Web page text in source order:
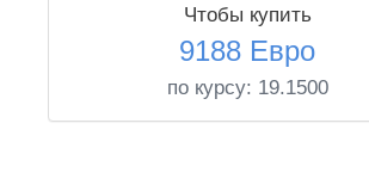
Чтобы купить
9188 Евро
по курсу: 19.1500